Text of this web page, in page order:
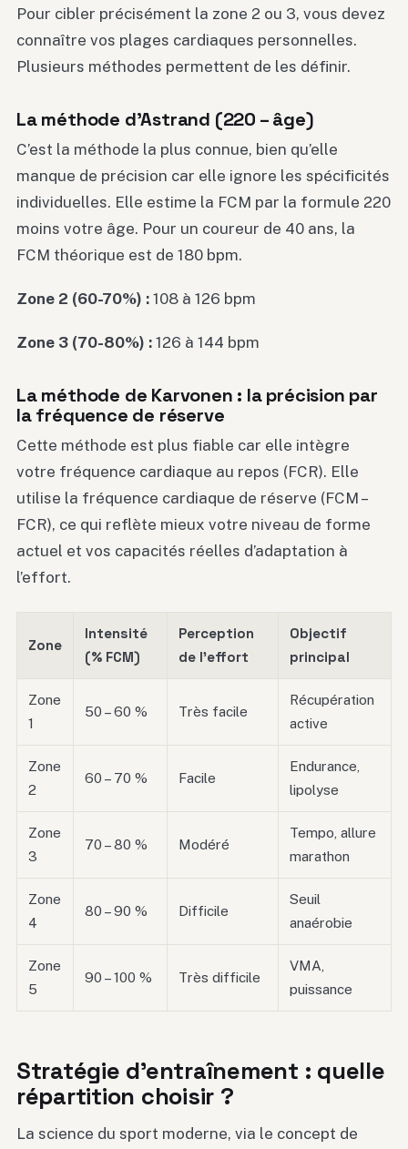
Pour cibler précisément la zone 2 ou 3, vous devez
connaître vos plages cardiaques personnelles.
Plusieurs méthodes permettent de les définir.
La méthode d’Astrand (220 – âge)
C’est la méthode la plus connue, bien qu’elle
manque de précision car elle ignore les spécificités
individuelles. Elle estime la FCM par la formule 220
moins votre âge. Pour un coureur de 40 ans, la
FCM théorique est de 180 bpm.
Zone 2 (60-70%) : 108 à 126 bpm
Zone 3 (70-80%) : 126 à 144 bpm
La méthode de Karvonen : la précision par
la fréquence de réserve
Cette méthode est plus fiable car elle intègre
votre fréquence cardiaque au repos (FCR). Elle
utilise la fréquence cardiaque de réserve (FCM –
FCR), ce qui reflète mieux votre niveau de forme
actuel et vos capacités réelles d’adaptation à
l’effort.
Zone
Intensité
(% FCM)
Perception
de l’effort
Objectif
principal
Zone
1
50 – 60 % Très facile
Récupération
active
Zone
2
60 – 70 % Facile
Endurance,
lipolyse
Zone
3
70 – 80 % Modéré
Tempo, allure
marathon
Zone
4
80 – 90 % Difficile
Seuil
anaérobie
Zone
5
90 – 100 % Très difficile
VMA,
puissance
Stratégie d’entraînement : quelle
répartition choisir ?
La science du sport moderne, via le concept de